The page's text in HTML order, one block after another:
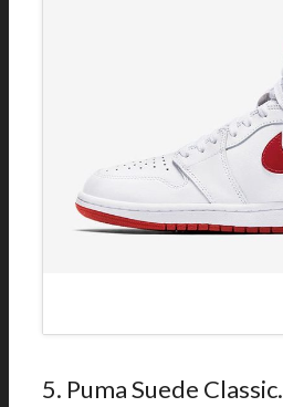
5. Puma Suede Classic.